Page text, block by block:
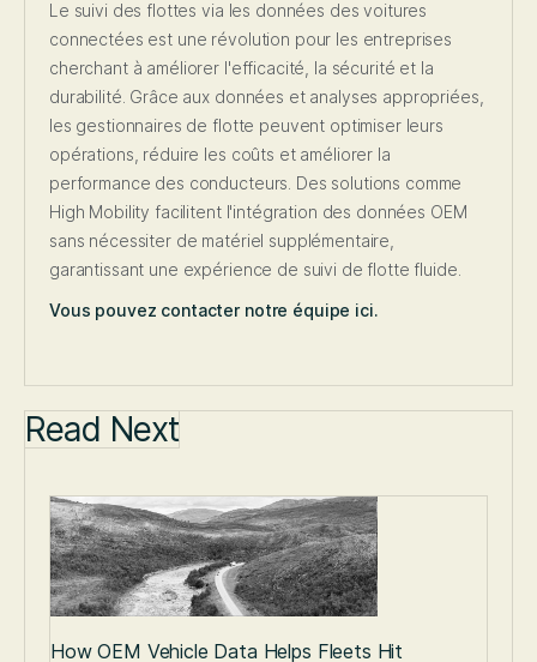
Le suivi des flottes via les données des voitures
connectées est une révolution pour les entreprises
cherchant à améliorer l'efficacité, la sécurité et la
durabilité. Grâce aux données et analyses appropriées,
les gestionnaires de flotte peuvent optimiser leurs
opérations, réduire les coûts et améliorer la
performance des conducteurs. Des solutions comme
High Mobility facilitent l'intégration des données OEM
sans nécessiter de matériel supplémentaire,
garantissant une expérience de suivi de flotte fluide.
Vous pouvez contacter notre équipe ici.
Read Next
How OEM Vehicle Data Helps Fleets Hit